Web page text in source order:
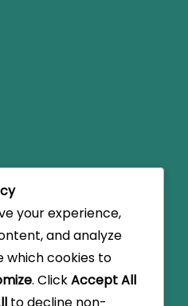
4-2-3-1
4-2-3-1
your experience,
and analyze
which cookies to
. ClickAccept All
to decline non-